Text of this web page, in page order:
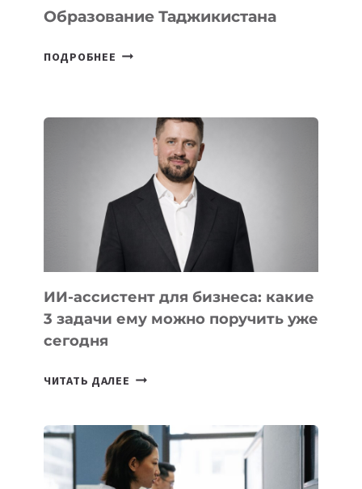
Образование Таджикистана
ПОДРОБНЕЕ 6
КОТОРЫЕ
РАЗВИВАЮТ
ТЕХНОЛОГИЧЕСКОЕ
ОБРАЗОВАНИЕ
ТАДЖИКИСТАНА
ИИ-ассистент для бизнеса: какие
3 задачи ему можно поручить уже
сегодня
ЧИТАТЬ ДАЛЕЕ ИИ-
БИЗНЕСА:
КАКИЕ
3